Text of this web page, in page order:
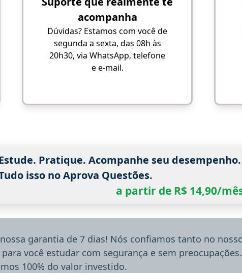
acompanha
Dúvidas? Estamos com você de
segunda a sexta, das 08h às
20h30, via WhatsApp, telefone
e e-mail.
Pratique. Acompanhe seu desempenho.
isso no Aprova Questões.
a partir de R$ 14,90/
nossa garantia de 7 dias! Nós confiamos tanto no
você estudar com segurança e sem
100% do valor investido.